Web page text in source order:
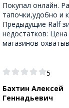
Покупал онлайн.
тапочки,удобно и
Предыдущие Ralf
недостатков:
магазинов
5
Бахтин Алексей
Геннадьевич